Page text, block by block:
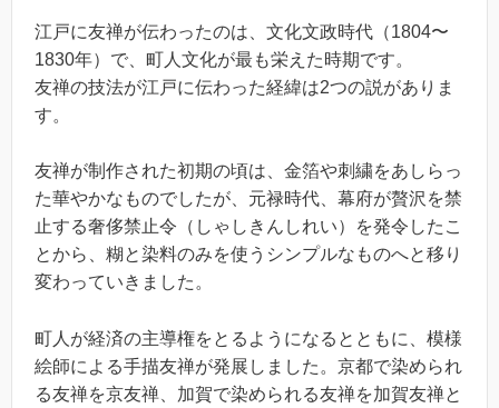
江戸に友禅が伝わったのは、文化文政時代（1804〜
1830年）で、町人文化が最も栄えた時期です。
友禅の技法が江戸に伝わった経緯は2つの説がありま
す。
友禅が制作された初期の頃は、金箔や刺繍をあしらっ
た華やかなものでしたが、元禄時代、幕府が贅沢を禁
止する奢侈禁止令（しゃしきんしれい）を発令したこ
とから、糊と染料のみを使うシンプルなものへと移り
変わっていきました。
町人が経済の主導権をとるようになるとともに、模様
絵師による手描友禅が発展しました。京都で染められ
る友禅を京友禅、加賀で染められる友禅を加賀友禅と